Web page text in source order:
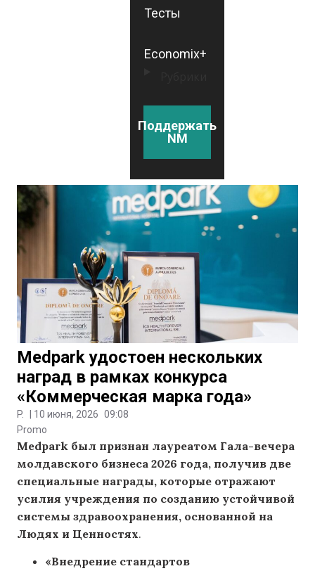
Тесты
Economix+
Поддержать
NM
Medpark удостоен нескольких
наград в рамках конкурса
«Коммерческая марка года»
P. 10 июня, 2026 09:08
Promo
Medpark был признан лауреатом Гала-вечера
молдавского бизнеса 2026 года, получив две
специальные награды, которые отражают
усилия учреждения по созданию устойчивой
системы здравоохранения, основанной на
Людях и Ценностях.
«Внедрение стандартов